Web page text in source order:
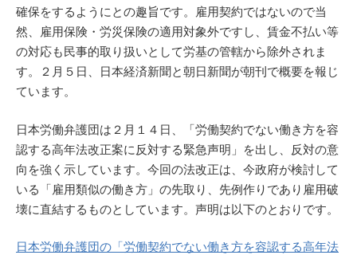
確保をするようにとの趣旨です。雇用契約ではないので当
然、雇用保険・労災保険の適用対象外ですし、賃金不払い等
の対応も民事的取り扱いとして労基の管轄から除外されま
す。２月５日、日本経済新聞と朝日新聞が朝刊で概要を報じ
ています。
日本労働弁護団は２月１４日、「労働契約でない働き方を容
認する高年法改正案に反対する緊急声明」を出し、反対の意
向を強く示しています。今回の法改正は、今政府が検討して
いる「雇用類似の働き方」の先取り、先例作りであり雇用破
壊に直結するものとしています。声明は以下のとおりです。
日本労働弁護団の「労働契約でない働き方を容認する高年法